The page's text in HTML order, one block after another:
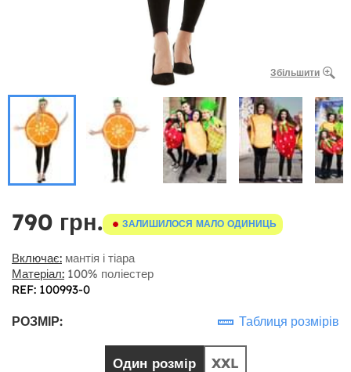
Збільшити
790 грн. ЗАЛИШИЛОСЯ МАЛО ОДИНИЦЬ
Включає: мантія і тіара
Матеріал: 100% поліестер
REF: 100993-0
РОЗМІР: Таблиця розмірів
Один розмір XXL